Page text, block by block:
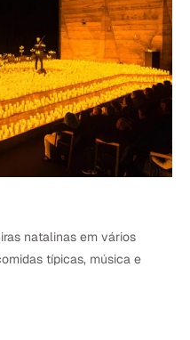
natalinas em vários
típicas, música e